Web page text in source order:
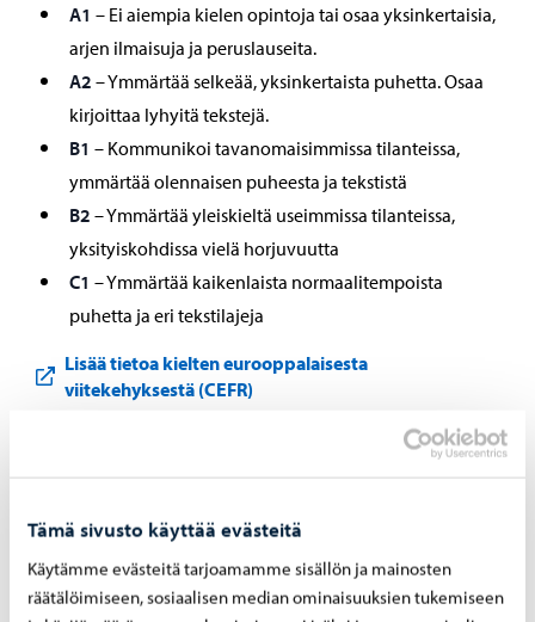
Tämä sivusto käyttää evästeitä
Käytämme evästeitä tarjoamamme sisällön ja mainosten
räätälöimiseen, sosiaalisen median ominaisuuksien tukemiseen
A1 – Ei aiempia kielen opintoja tai osaa yksinkertaisia,
arjen ilmaisuja ja peruslauseita.
A2 – Ymmärtää selkeää, yksinkertaista puhetta. Osaa
kirjoittaa lyhyitä tekstejä.
B1 – Kommunikoi tavanomaisimmissa tilanteissa,
ymmärtää olennaisen puheesta ja tekstistä
B2 – Ymmärtää yleiskieltä useimmissa tilanteissa,
yksityiskohdissa vielä horjuvuutta
C1 – Ymmärtää kaikenlaista normaalitempoista
puhetta ja eri tekstilajeja
Lisää tietoa kielten eurooppalaisesta
viitekehyksestä (CEFR)
Oppimateriaali
Useimmilla kursseilla opetuksen tukena on oppikirja,
jonka opiskelija hankkii itse. Ensimmäiselle opetuskerralle